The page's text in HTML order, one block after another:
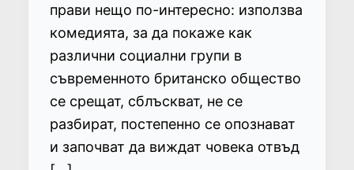
прави нещо по-интересно: използва
комедията, за да покаже как
различни социални групи в
съвременното британско общество
се срещат, сблъскват, не се
разбират, постепенно се опознават
и започват да виждат човека отвъд